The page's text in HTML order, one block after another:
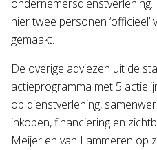
hier twee personen
gemaakt.
De overige adviezen uit de
actieprogramma met 5
op dienstverlening,
inkopen, financiering en
Meijer en van Lammeren op